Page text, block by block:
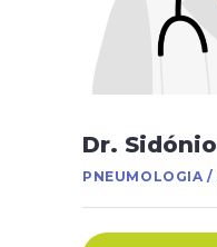
Dr.
PNEUMOLOGIA /